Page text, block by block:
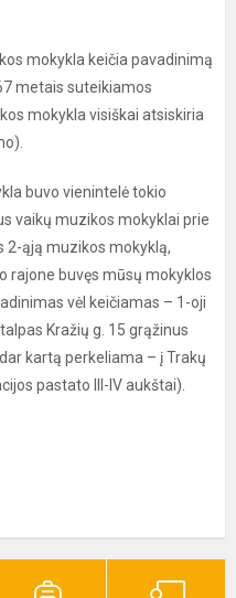
mokykla keičia pavadinimą
metais suteikiamos
mokykla visiškai atsiskiria
buvo vienintelė tokio
vaikų muzikos mokyklai prie
2-ąją muzikos mokyklą,
rajone buvęs mūsų mokyklos
vėl keičiamas – 1-oji
Kražių g. 15 grąžinus
kartą perkeliama – į Trakų
pastato III-IV aukštai).